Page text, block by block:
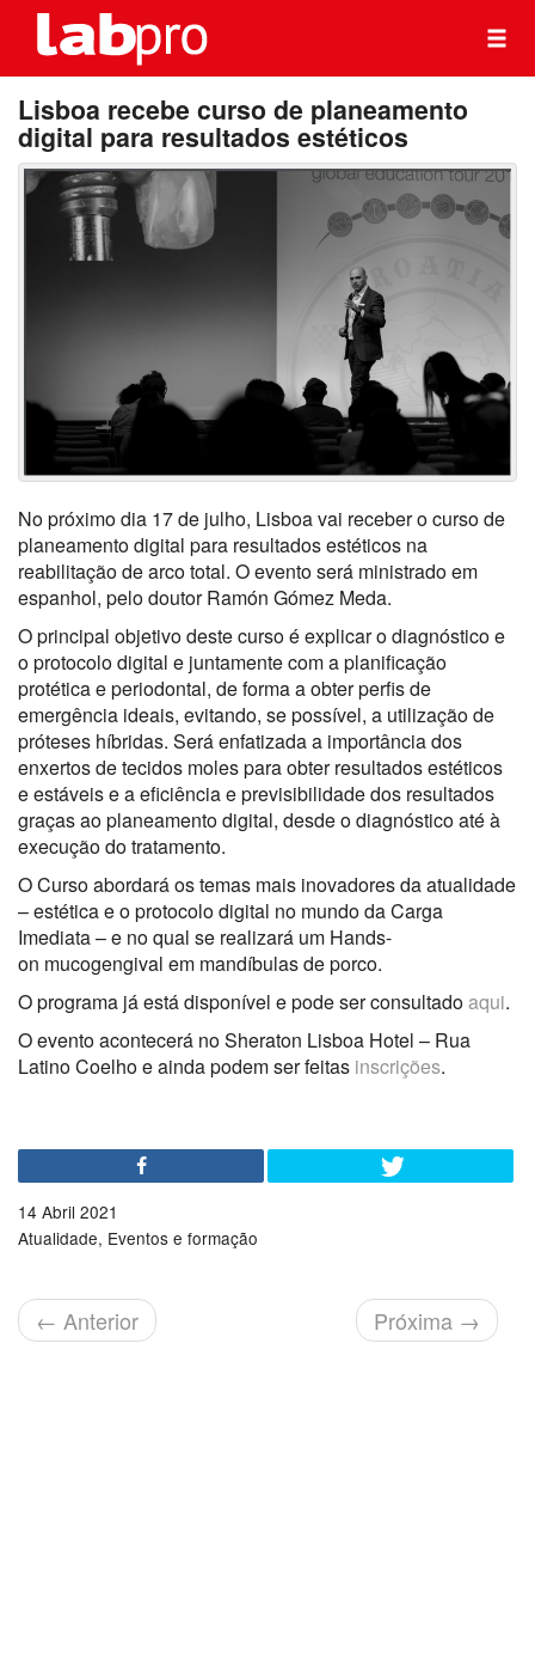
Lisboa recebe curso de planeamento
digital para resultados estéticos
No próximo dia 17 de julho, Lisboa vai receber o curso de
planeamento digital para resultados estéticos na
reabilitação de arco total. O evento será ministrado em
espanhol, pelo doutor Ramón Gómez Meda.
O principal objetivo deste curso é explicar o diagnóstico e
o protocolo digital e juntamente com a planificação
protética e periodontal, de forma a obter perfis de
emergência ideais, evitando, se possível, a utilização de
próteses híbridas. Será enfatizada a importância dos
enxertos de tecidos moles para obter resultados estéticos
e estáveis e a eficiência e previsibilidade dos resultados
graças ao planeamento digital, desde o diagnóstico até à
execução do tratamento.
O Curso abordará os temas mais inovadores da atualidade
– estética e o protocolo digital no mundo da Carga
Imediata – e no qual se realizará um Hands-
on mucogengival em mandíbulas de porco.
O programa já está disponível e pode ser consultadoaqui.
O evento acontecerá no Sheraton Lisboa Hotel – Rua
Latino Coelho e ainda podem ser feitas inscrições.
14 Abril 2021
Atualidade Eventos e formação
← Anterior Próxima →